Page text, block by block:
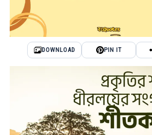
DOWNLOAD PIN IT